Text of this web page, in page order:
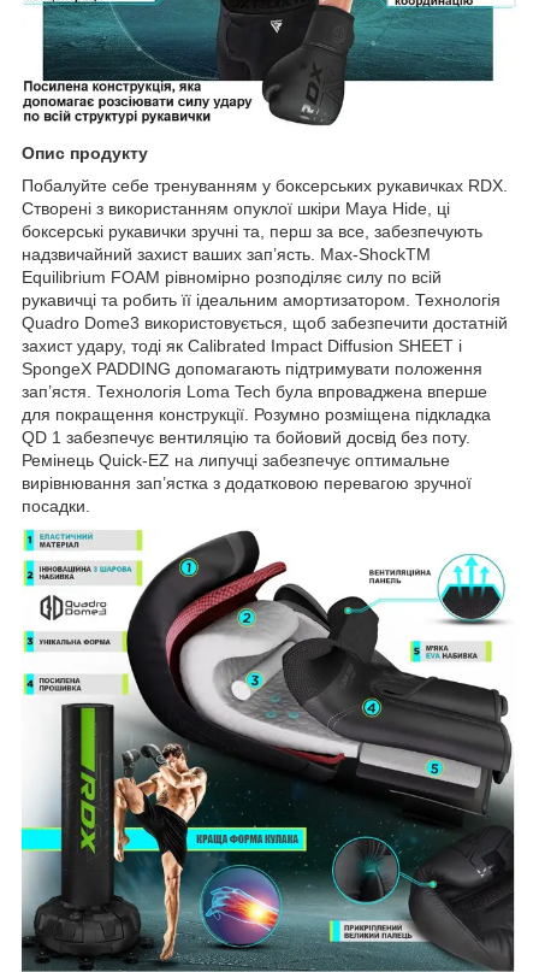
Опис продукту
Побалуйте себе тренуванням у боксерських рукавичках RDX.
Створені з використанням опуклої шкіри Maya Hide, ці
боксерські рукавички зручні та, перш за все, забезпечують
надзвичайний захист ваших зап’ясть. Max-ShockTM
Equilibrium FOAM рівномірно розподіляє силу по всій
рукавичці та робить її ідеальним амортизатором. Технологія
Quadro Dome3 використовується, щоб забезпечити достатній
захист удару, тоді як Calibrated Impact Diffusion SHEET і
SpongeX PADDING допомагають підтримувати положення
зап’ястя. Технологія Loma Tech була впроваджена вперше
для покращення конструкції. Розумно розміщена підкладка
QD 1 забезпечує вентиляцію та бойовий досвід без поту.
Ремінець Quick-EZ на липучці забезпечує оптимальне
вирівнювання зап’ястка з додатковою перевагою зручної
посадки.